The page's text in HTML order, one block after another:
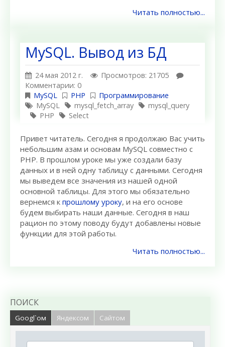
Читать полностью...
MySQL. Вывод из БД
24 мая 2012 г.
Просмотров: 21705
Комментарии: 0
MySQL
PHP
Программирование
MySQL
mysql_fetch_array
mysql_query
PHP
Select
Привет читатель. Сегодня я продолжаю Вас учить
небольшим азам и основам MySQL совместно с
PHP. В прошлом уроке мы уже создали базу
данных и в ней одну таблицу с данными. Сегодня
мы выведем все значения из нашей одной
основной таблицы. Для этого мы обязательно
вернемся к прошлому уроку, и на его основе
будем выбирать наши данные. Сегодня в наш
рацион по этому поводу будут добавлены новые
функции для этой работы.
Читать полностью...
ПОИСК
Googl`ом Яндексом Сайтом